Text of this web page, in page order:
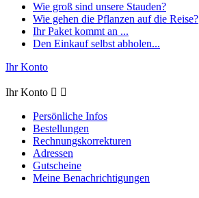
Wie groß sind unsere Stauden?
Wie gehen die Pflanzen auf die Reise?
Ihr Paket kommt an ...
Den Einkauf selbst abholen...
Ihr Konto
Ihr Konto  
Persönliche Infos
Bestellungen
Rechnungskorrekturen
Adressen
Gutscheine
Meine Benachrichtigungen